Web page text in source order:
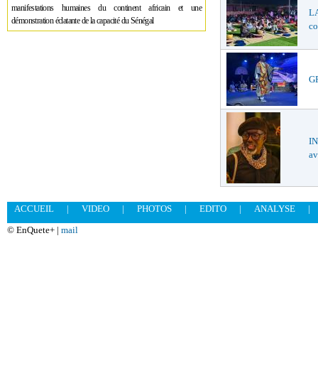
manifestations humaines du continent africain et une
démonstration éclatante de la capacité du Sénégal
ACCUEIL | VIDEO | PHOTOS | EDITO | ANALYSE
|
© EnQuete+ | mail